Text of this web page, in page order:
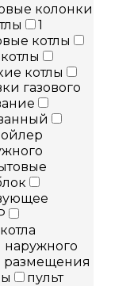
колонки
1
котлы
котлы
газового
наружного
размещения
пульт